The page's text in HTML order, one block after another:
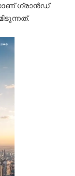
ഗ്രാൻഡ്